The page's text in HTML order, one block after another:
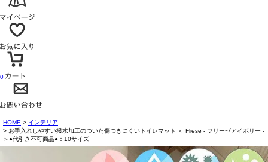
0
HOME
インテリア
お手入れしやすい撥水加工のついた傷つきにくいトイレマット ＜ Fliese - フリーゼアイボリー -
＞●代引き不可商品●：10サイズ